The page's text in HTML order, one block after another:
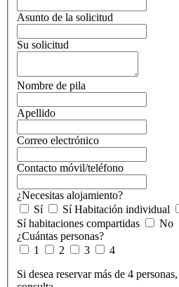
Asunto de la solicitud
Su solicitud
Nombre de pila
Apellido
Correo electrónico
Contacto móvil/teléfono
¿Necesitas alojamiento?
Sí
Sí Habitación individual
Sí habitaciones compartidas
No
¿Cuántas personas?
1
2 3
4
Si desea reservar más de 4